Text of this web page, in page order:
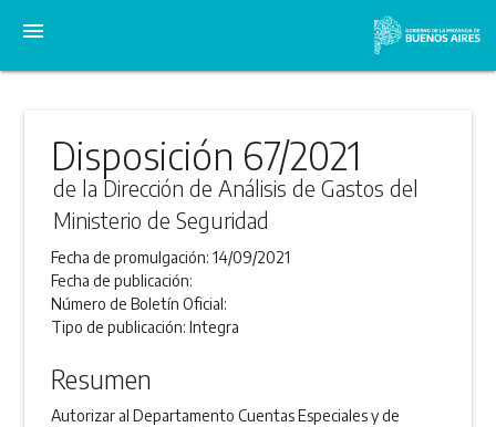
menu
Disposición 67/2021
de la Dirección de Análisis de Gastos del
Ministerio de Seguridad
Fecha de promulgación:14/09/2021
Fecha de publicación:
Número de Boletín Oficial:
Tipo de publicación:Integra
Resumen
Autorizar al Departamento Cuentas Especiales y de